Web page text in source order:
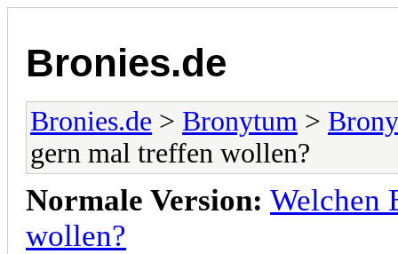
Bronies.de
Bronies.de > Bronytum >
gern mal treffen wollen?
Normale Version: Welchen
wollen?